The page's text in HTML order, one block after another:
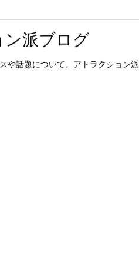
派ブログ
話題について、アトラクション派